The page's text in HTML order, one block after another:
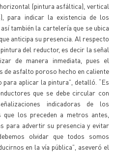
(pintura asfáltica), vertical
para indicar la existencia de los
también la cartelería que se ubica
anticipa su presencia. Al respecto
del reductor, es decir la señal
de manera inmediata, pues el
de asfalto poroso hecho en caliente
aplicar la pintura”, detalló. “Es
que se debe circular con
indicadoras de los
los preceden a metros antes,
para advertir su presencia y evitar
olvidar que todos somos
en la vía pública”, aseveró el